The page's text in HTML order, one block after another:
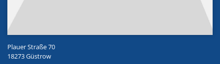
Plauer Straße 70
18273 Güstrow